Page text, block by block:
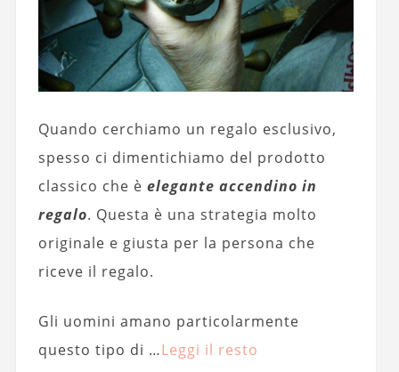
Quando cerchiamo un regalo esclusivo,
spesso ci dimentichiamo del prodotto
classico che è elegante accendino in
regalo. Questa è una strategia molto
originale e giusta per la persona che
riceve il regalo.
Gli uomini amano particolarmente
questo tipo di …Leggi il resto